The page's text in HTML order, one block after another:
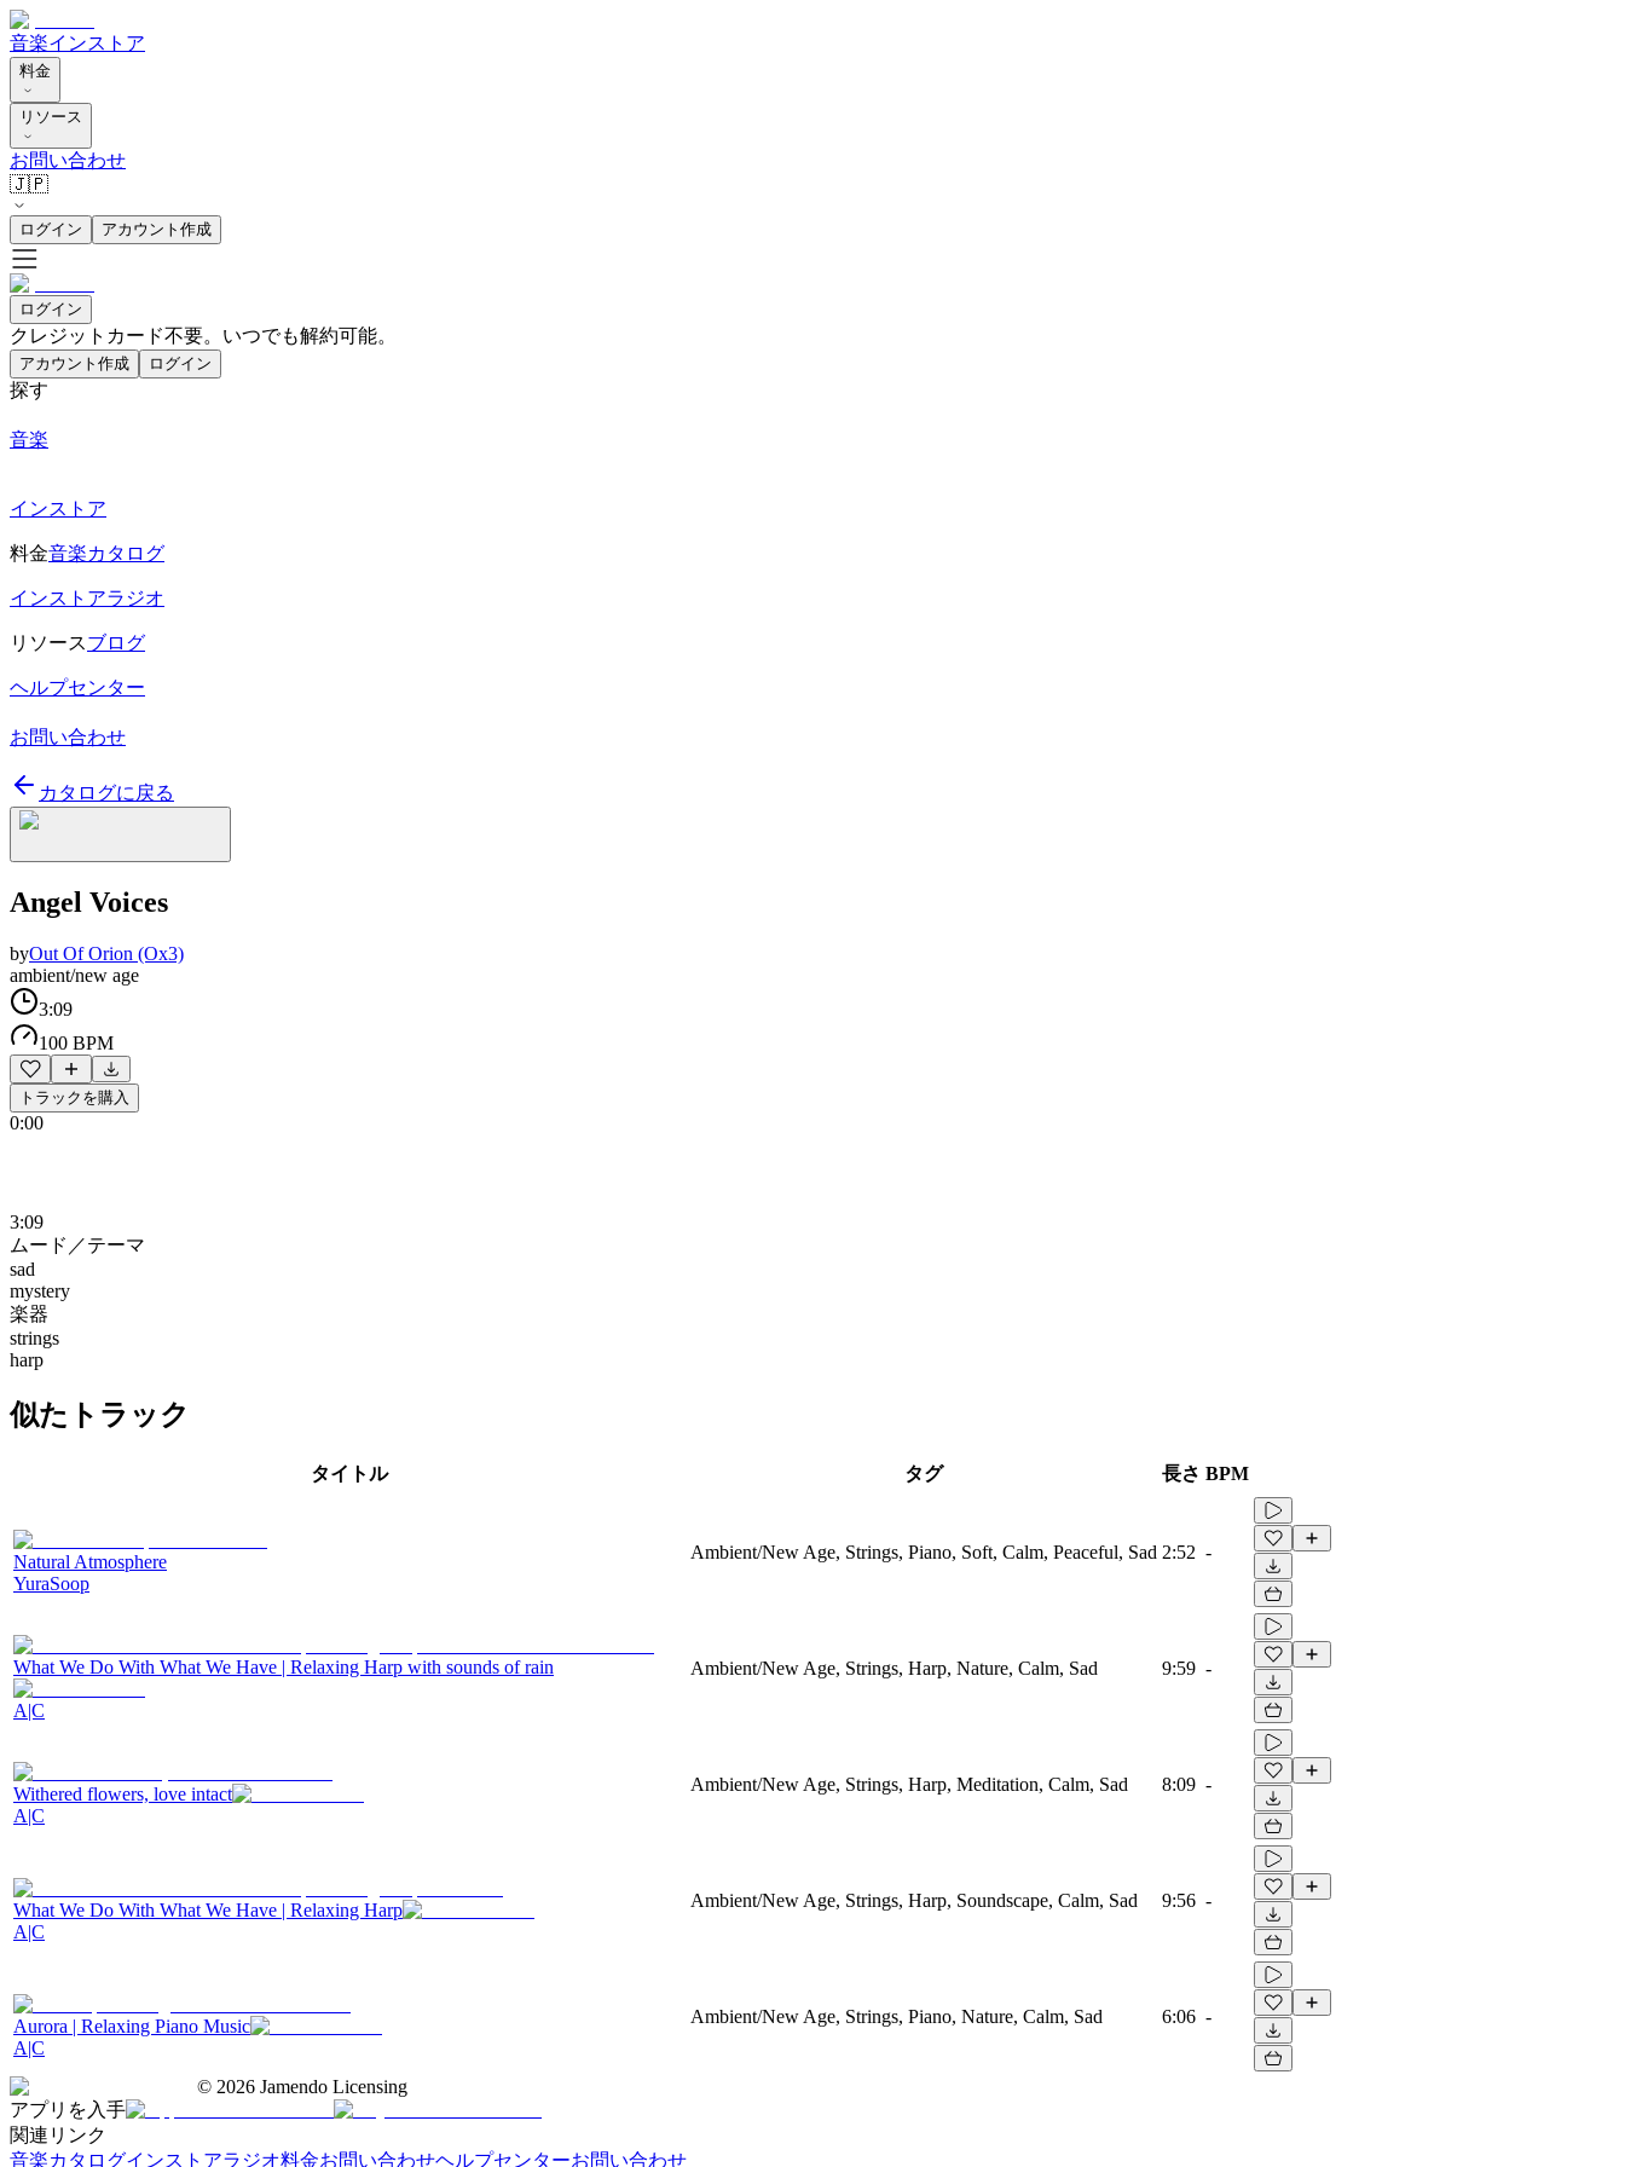
音楽インストア
料金
リソース
お問い合わせ
🇯🇵
ログイン アカウント作成
ログイン
クレジットカード不要。いつでも解約可能。
アカウント作成 ログイン
探す
音楽
インストア
料金音楽カタログ
インストアラジオ
リソースブログ
ヘルプセンター
お問い合わせ
カタログに戻る
Angel Voices
byOut Of Orion (Ox3)
ambient/new age
3:09
100 BPM
トラックを購入
0:00
3:09
ムード／テーマ
sad
mystery
楽器
strings
harp
似たトラック
タイトル タグ 長さ BPM
Natural Atmosphere
YuraSoop
Ambient/New Age, Strings, Piano, Soft, Calm, Peaceful, Sad 2:52 -
What We Do With What We Have | Relaxing Harp with sounds of rain
A|C
Ambient/New Age, Strings, Harp, Nature, Calm, Sad 9:59 -
Withered flowers, love intact
A|C
Ambient/New Age, Strings, Harp, Meditation, Calm, Sad 8:09 -
What We Do With What We Have | Relaxing Harp
A|C
Ambient/New Age, Strings, Harp, Soundscape, Calm, Sad 9:56 -
Aurora | Relaxing Piano Music
A|C
Ambient/New Age, Strings, Piano, Nature, Calm, Sad 6:06 -
© 2026 Jamendo Licensing
アプリを入手
関連リンク
音楽カタログインストアラジオ料金お問い合わせヘルプセンターお問い合わせ